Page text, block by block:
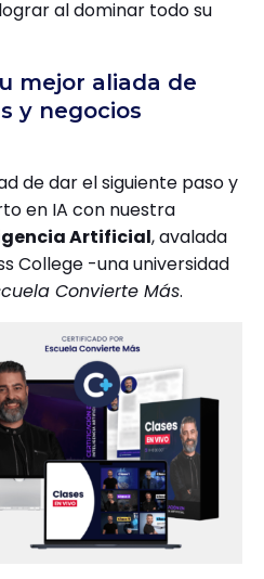
al dominar todo su
mejor aliada de
y negocios
de dar el siguiente paso y
en IA con nuestra
Artificial, avalada
College -una universidad
Convierte Más.